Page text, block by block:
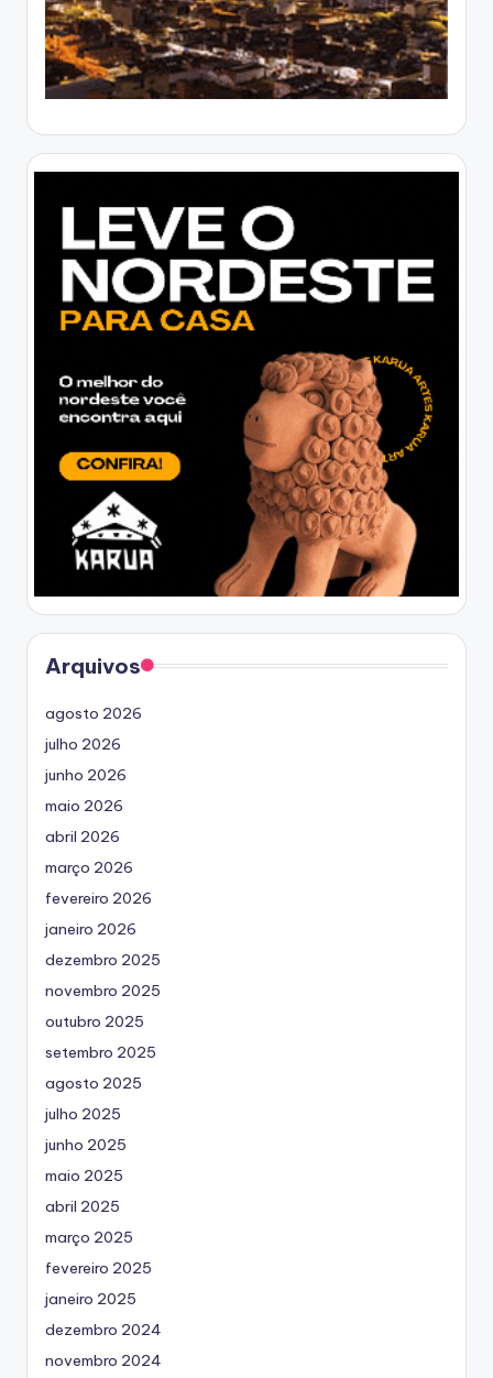
Arquivos
agosto 2026
julho 2026
junho 2026
maio 2026
abril 2026
março 2026
fevereiro 2026
janeiro 2026
dezembro 2025
novembro 2025
outubro 2025
setembro 2025
agosto 2025
julho 2025
junho 2025
maio 2025
abril 2025
março 2025
fevereiro 2025
janeiro 2025
dezembro 2024
novembro 2024